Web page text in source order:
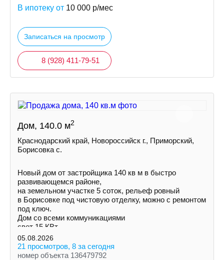
В ипотеку от 10 000 р/мес
Записаться на просмотр
8 (928) 411-79-51
Дом, 140.0 м2
Краснодарский край, Новороссийск г., Приморский,
Борисовка с.
Новый дом от застройщика 140 кв м в быстро
развивающемся районе,
на земельном участке 5 соток, рельеф ровный
в Борисовке под чистовую отделку, можно с ремонтом
под ключ.
Дом со всеми коммуникациями
свет 15 КВт
индивидуальная скважина
септик
05.08.2026
21 просмотров, 8 за сегодня
номер объекта 136479792